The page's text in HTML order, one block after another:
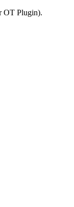
OT Plugin).